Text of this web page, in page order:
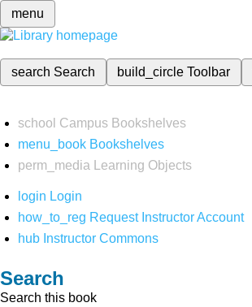
menu
search Search build_circleToolbar
school Campus Bookshelves
menu_book Bookshelves
perm_media
Learning Objects
login Login
how_to_reg Request Instructor Account
hub Instructor Commons
Search
Search this book